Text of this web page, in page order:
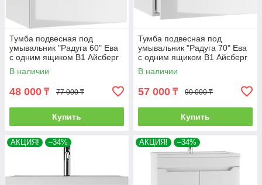
Тумба подвесная под
умывальник "Радуга 60" Ева
с одним ящиком В1 Айсберг
В наличии
48 000 ₸ 77 000 ₸
Купить
Тумба подвесная под
умывальник "Радуга 70" Ева
с одним ящиком В1 Айсберг
В наличии
57 000 ₸ 90 000 ₸
Купить
АКЦИЯ! –34% АКЦИЯ! –34%